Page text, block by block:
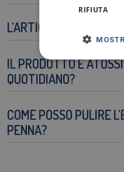
L'ARTICOLO È ADATTO
IL PRODOTTO È
QUOTIDIANO?
COME POSSO PULIRE
PENNA?
RIFIUTA